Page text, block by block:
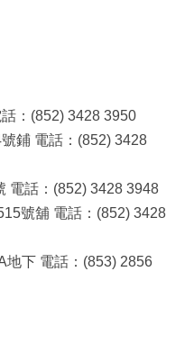
：(852) 3428 3950
鋪 電話：(852) 3428
電話：(852) 3428 3948
號舖 電話：(852) 3428
地下 電話：(853) 2856